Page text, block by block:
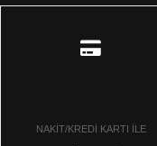
NAKİT/KREDİ KARTI İLE